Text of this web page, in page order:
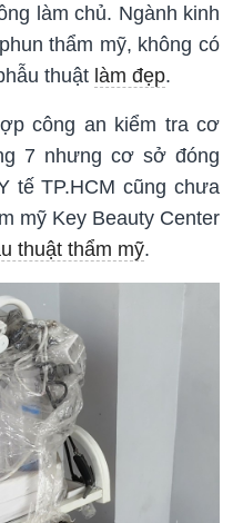
làm chủ. Ngành kinh
thẩm mỹ, không có
thuật làm đẹp.
công an kiểm tra cơ
7 nhưng cơ sở đóng
tế TP.HCM cũng chưa
mỹ Key Beauty Center
thuật thẩm mỹ.